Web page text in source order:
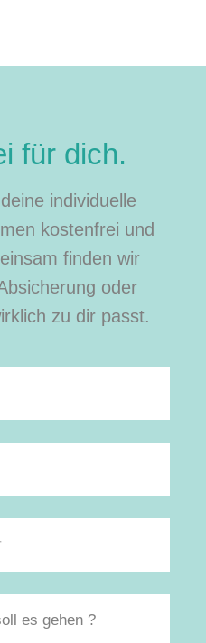
für dich.
individuelle
kostenfrei und
finden wir
oder
zu dir passt.